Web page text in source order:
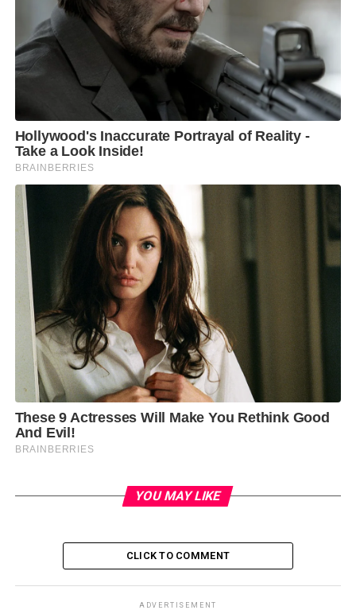
YOU MAY LIKE
CLICK TO COMMENT
ADVERTISEMENT